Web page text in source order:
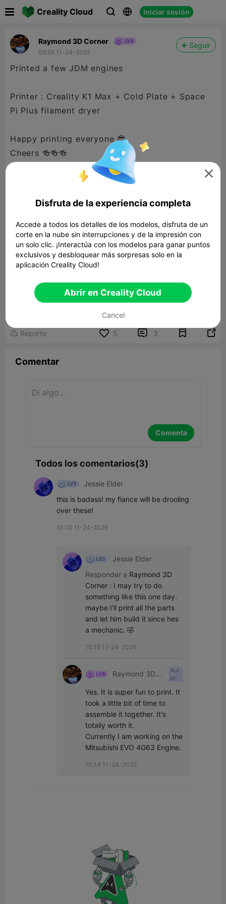
Creality Cloud   Iniciar sesión
Raymond 3D Corner
09:56 11-24-2025
Seguir
Printed a few JDM engines
Printer : Creality K1 Max + Cold Plate + Space
Pi Plus filament dryer
Happy printing everyone 😎
Cheers 🍻🍻🍻
 Reporte 5  3 
Comentar
Comenta
Todos los comentarios(3)
Jessie Elder
this is badass! my fiance will be drooling
over these!
10:10 11-24-2025
Jessie Elder
Responder a Raymond 3D
Corner : I may try to do
something like this one day.
maybe I'll print all the parts
and let him build it since hes
a mechanic. 🤣
10:18 11-24-2025
Raymond 3D
Aut
or
Yes. It is super fun to print. It
took a little bit of time to
assemble it together. It's
totally worth it.
Currently I am working on the
Mitsubishi EVO 4G63 Engine.
10:14 11-24-2025

Disfruta de la experiencia completa
Accede a todos los detalles de los modelos, disfruta de un
corte en la nube sin interrupciones y de la impresión con
un solo clic. ¡Interactúa con los modelos para ganar puntos
exclusivos y desbloquear más sorpresas solo en la
aplicación Creality Cloud!
Abrir en Creality Cloud
Cancel